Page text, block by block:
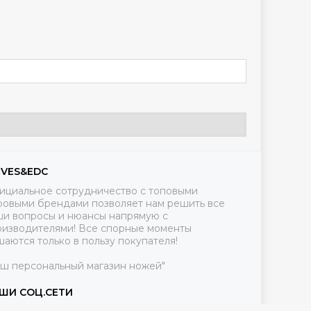
сотрудничество с топовыми
брендами позволяет нам решить все
вопросы и нюансы напрямую с
Все спорные моменты
только в пользу покупателя!
персональный магазин ножей"
СОЦ.СЕТИ